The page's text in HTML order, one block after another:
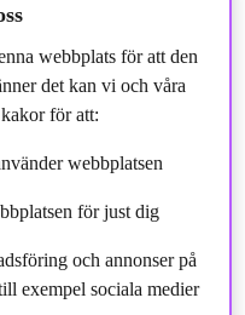
webbplats för att den
det kan vi och våra
för att:
webbplatsen
för just dig
och annonser på
exempel sociala medier